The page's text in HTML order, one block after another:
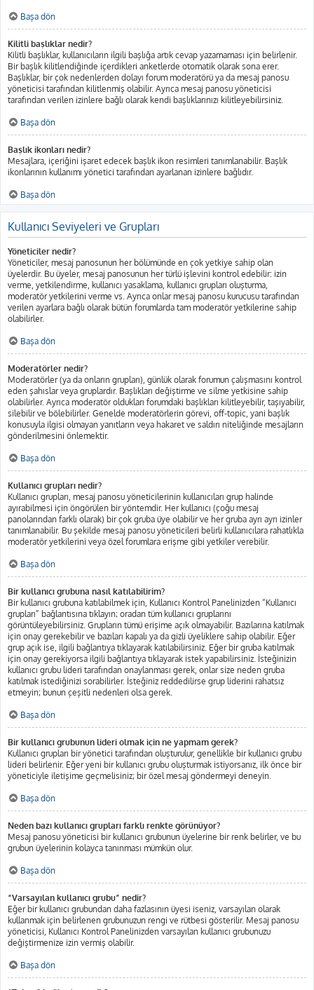
Başa dön
Kilitli başlıklar nedir?
Kilitli başlıklar, kullanıcıların ilgili başlığa artık cevap yazamaması için belirlenir.
Bir başlık kilitlendiğinde içerdikleri anketlerde otomatik olarak sona erer.
Başlıklar, bir çok nedenlerden dolayı forum moderatörü ya da mesaj panosu
yöneticisi tarafından kilitlenmiş olabilir. Ayrıca mesaj panosu yöneticisi
tarafından verilen izinlere bağlı olarak kendi başlıklarınızı kilitleyebilirsiniz.
Başa dön
Başlık ikonları nedir?
Mesajlara, içeriğini işaret edecek başlık ikon resimleri tanımlanabilir. Başlık
ikonlarının kullanımı yönetici tarafından ayarlanan izinlere bağlıdır.
Başa dön
Kullanıcı Seviyeleri ve Grupları
Yöneticiler nedir?
Yöneticiler, mesaj panosunun her bölümünde en çok yetkiye sahip olan
üyelerdir. Bu üyeler, mesaj panosunun her türlü işlevini kontrol edebilir: izin
verme, yetkilendirme, kullanıcı yasaklama, kullanıcı grupları oluşturma,
moderatör yetkilerini verme vs. Ayrıca onlar mesaj panosu kurucusu tarafından
verilen ayarlara bağlı olarak bütün forumlarda tam moderatör yetkilerine sahip
olabilirler.
Başa dön
Moderatörler nedir?
Moderatörler (ya da onların grupları), günlük olarak forumun çalışmasını kontrol
eden şahıslar veya gruplardır. Başlıkları değiştirme ve silme yetkisine sahip
olabilirler. Ayrıca moderatör oldukları forumdaki başlıkları kilitleyebilir, taşıyabilir,
silebilir ve bölebilirler. Genelde moderatörlerin görevi, off-topic, yani başlık
konusuyla ilgisi olmayan yanıtların veya hakaret ve saldırı niteliğinde mesajların
gönderilmesini önlemektir.
Başa dön
Kullanıcı grupları nedir?
Kullanıcı grupları, mesaj panosu yöneticilerinin kullanıcıları grup halinde
ayırabilmesi için öngörülen bir yöntemdir. Her kullanıcı (çoğu mesaj
panolarından farklı olarak) bir çok gruba üye olabilir ve her gruba ayrı ayrı izinler
tanımlanabilir. Bu şekilde mesaj panosu yöneticileri belirli kullanıcılara rahatlıkla
moderatör yetkilerini veya özel forumlara erişme gibi yetkiler verebilir.
Başa dön
Bir kullanıcı grubuna nasıl katılabilirim?
Bir kullanıcı grubuna katılabilmek için, Kullanıcı Kontrol Panelinizden “Kullanıcı
grupları” bağlantısına tıklayın; oradan tüm kullanıcı gruplarını
görüntüleyebilirsiniz. Grupların tümü erişime açık olmayabilir. Bazılarına katılmak
için onay gerekebilir ve bazıları kapalı ya da gizli üyeliklere sahip olabilir. Eğer
grup açık ise, ilgili bağlantıya tıklayarak katılabilirsiniz. Eğer bir gruba katılmak
için onay gerekiyorsa ilgili bağlantıya tıklayarak istek yapabilirsiniz. İsteğinizin
kullanıcı grubu lideri tarafından onaylanması gerek, onlar size neden gruba
katılmak istediğinizi sorabilirler. İsteğiniz reddedilirse grup liderini rahatsız
etmeyin; bunun çeşitli nedenleri olsa gerek.
Başa dön
Bir kullanıcı grubunun lideri olmak için ne yapmam gerek?
Kullanıcı grupları bir yönetici tarafından oluşturulur, genellikle bir kullanıcı grubu
lideri belirlenir. Eğer yeni bir kullanıcı grubu oluşturmak istiyorsanız, ilk önce bir
yöneticiyle iletişime geçmelisiniz; bir özel mesaj göndermeyi deneyin.
Başa dön
Neden bazı kullanıcı grupları farklı renkte görünüyor?
Mesaj panosu yöneticisi bir kullanıcı grubunun üyelerine bir renk belirler, ve bu
grubun üyelerinin kolayca tanınması mümkün olur.
Başa dön
“Varsayılan kullanıcı grubu” nedir?
Eğer bir kullanıcı grubundan daha fazlasının üyesi iseniz, varsayılan olarak
kullanmak için belirlenen grubunuzun rengi ve rütbesi gösterilir. Mesaj panosu
yöneticisi, Kullanıcı Kontrol Panelinizden varsayılan kullanıcı grubunuzu
değiştirmenize izin vermiş olabilir.
Başa dön